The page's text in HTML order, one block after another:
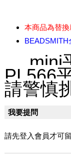
本商品為替
BEADSMITH
mini
PL566
請警慎
我要提問
請先登入會員才可